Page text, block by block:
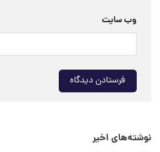
وب‌ سایت
نوشته‌های اخیر